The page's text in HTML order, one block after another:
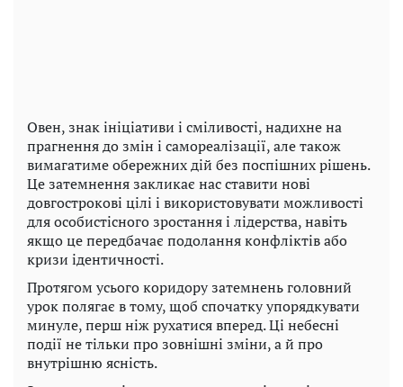
Овен, знак ініціативи і сміливості, надихне на
прагнення до змін і самореалізації, але також
вимагатиме обережних дій без поспішних рішень.
Це затемнення закликає нас ставити нові
довгострокові цілі і використовувати можливості
для особистісного зростання і лідерства, навіть
якщо це передбачає подолання конфліктів або
кризи ідентичності.
Протягом усього коридору затемнень головний
урок полягає в тому, щоб спочатку упорядкувати
минуле, перш ніж рухатися вперед. Ці небесні
події не тільки про зовнішні зміни, а й про
внутрішню ясність.